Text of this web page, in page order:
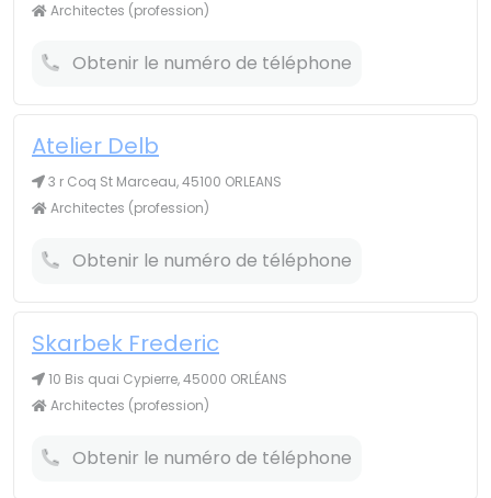
Architectes (profession)
Obtenir le numéro de téléphone
Atelier Delb
3 r Coq St Marceau, 45100 ORLEANS
Architectes (profession)
Obtenir le numéro de téléphone
Skarbek Frederic
10 Bis quai Cypierre, 45000 ORLÉANS
Architectes (profession)
Obtenir le numéro de téléphone